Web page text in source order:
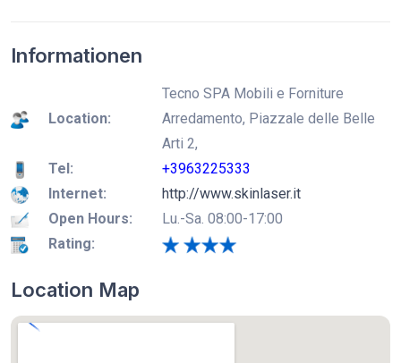
Informationen
Location:
Tecno SPA Mobili e Forniture
Arredamento, Piazzale delle Belle
Arti 2,
Tel:
+3963225333
Internet:
http://www.skinlaser.it
Open Hours:
Lu.-Sa. 08:00-17:00
Rating:
Location Map